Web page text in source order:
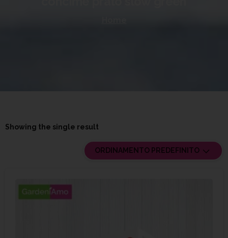
Showing the single result
ORDINAMENTO PREDEFINITO